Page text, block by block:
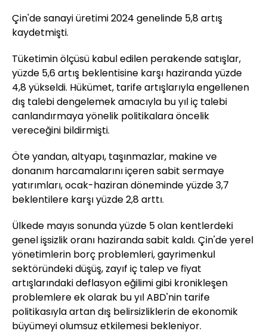
Çin'de sanayi üretimi 2024 genelinde 5,8 artış
kaydetmişti.
Tüketimin ölçüsü kabul edilen perakende satışlar,
yüzde 5,6 artış beklentisine karşı haziranda yüzde
4,8 yükseldi. Hükümet, tarife artışlarıyla engellenen
dış talebi dengelemek amacıyla bu yıl iç talebi
canlandırmaya yönelik politikalara öncelik
vereceğini bildirmişti.
Öte yandan, altyapı, taşınmazlar, makine ve
donanım harcamalarını içeren sabit sermaye
yatırımları, ocak-haziran döneminde yüzde 3,7
beklentilere karşı yüzde 2,8 arttı.
Ülkede mayıs sonunda yüzde 5 olan kentlerdeki
genel işsizlik oranı haziranda sabit kaldı. Çin'de yerel
yönetimlerin borç problemleri, gayrimenkul
sektöründeki düşüş, zayıf iç talep ve fiyat
artışlarındaki deflasyon eğilimi gibi kronikleşen
problemlere ek olarak bu yıl ABD'nin tarife
politikasıyla artan dış belirsizliklerin de ekonomik
büyümeyi olumsuz etkilemesi bekleniyor.